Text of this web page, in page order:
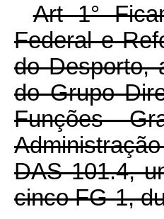
Art 1°
Federal e
do Desporto,
do Grupo
Funções
DAS 101.4,
cinco FG-1,